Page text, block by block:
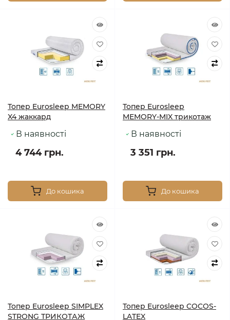
Топер Eurosleep MEMORY
X4 жаккард
В наявності
4 744 грн.
До кошика
Топер Eurosleep
MEMORY-MIX трикотаж
В наявності
3 351 грн.
До кошика
Топер Eurosleep SIMPLEX
STRONG ТРИКОТАЖ
Топер Eurosleep COCOS-
LATEX